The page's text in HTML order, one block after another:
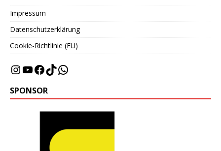
Impressum
Datenschutzerklärung
Cookie-Richtlinie (EU)
SPONSOR